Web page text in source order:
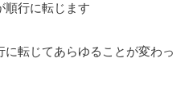
順行に転じます
転じてあらゆることが変わっ